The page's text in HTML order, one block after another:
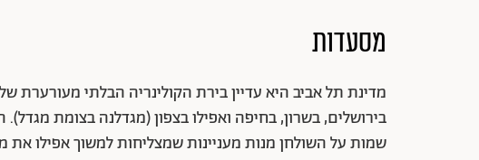
מסעדות
מדינת תל אביב היא עדיין בירת הקולינריה הבלתי מעורערת
בירושלים, בשרון, בחיפה ואפילו בצפון (מגדלנה בצומת
שמות על השולחן מנות מעניינות שמצליחות למשוך אפילו